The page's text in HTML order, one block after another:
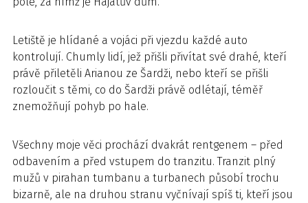
Letiště je hlídané a vojáci při vjezdu každé auto
kontrolují. Chumly lidí, jež přišli přivítat své drahé, kteří
právě přiletěli Arianou ze Šardži, nebo kteří se přišli
rozloučit s těmi, co do Šardži právě odlétají, téměř
znemožňují pohyb po hale.
Všechny moje věci prochází dvakrát rentgenem – před
odbavením a před vstupem do tranzitu. Tranzit plný
mužů v pirahan tumbanu a turbanech působí trochu
bizarně, ale na druhou stranu vyčnívají spíš ti, kteří jsou